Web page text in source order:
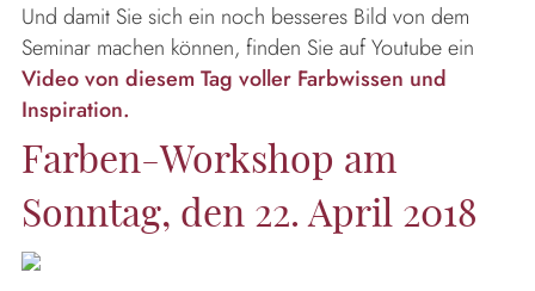
Und damit Sie sich ein noch besseres Bild von dem
Seminar machen können, finden Sie auf Youtube ein
Video von diesem Tag voller Farbwissen und
Inspiration.
Farben-Workshop am
Sonntag, den 22. April 2018